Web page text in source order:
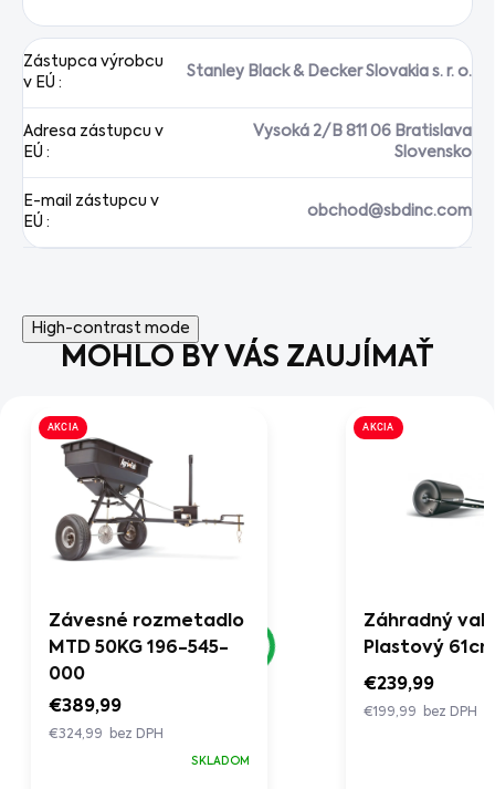
Zástupca výrobcu
v EÚ :
Stanley Black & Decker Slovakia s. r. o.
Adresa zástupcu v
EÚ :
Vysoká 2/B 811 06 Bratislava
Slovensko
E-mail zástupcu v
EÚ :
obchod@sbdinc.com
High-contrast mode
MOHLO BY VÁS ZAUJÍMAŤ
AKCIA
Závesné rozmetadlo
MTD 50KG 196-545-
000
€389,99
€324,99 bez DPH
SKLADOM
AKCIA
Záhradný
Plastový
€239,99
€199,99 bez DPH